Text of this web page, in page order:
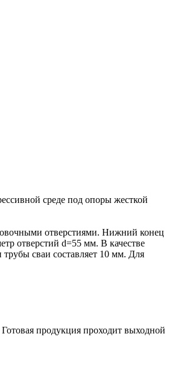
среде под опоры жесткой
отверстиями. Нижний конец
отверстий d=55 мм. В качестве
сваи составляет 10 мм. Для
продукция проходит выходной